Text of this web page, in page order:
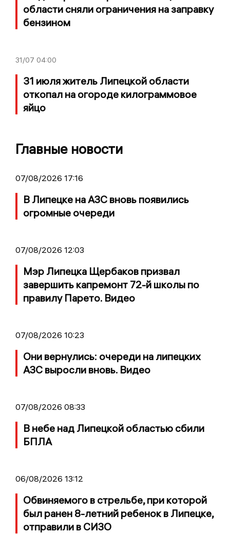
области сняли ограничения на заправку
бензином
31/07 04:00
31 июля житель Липецкой области
откопал на огороде килограммовое
яйцо
Главные новости
07/08/2026 17:16
В Липецке на АЗС вновь появились
огромные очереди
07/08/2026 12:03
Мэр Липецка Щербаков призвал
завершить капремонт 72-й школы по
правилу Парето. Видео
07/08/2026 10:23
Они вернулись: очереди на липецких
АЗС выросли вновь. Видео
07/08/2026 08:33
В небе над Липецкой областью сбили
БПЛА
06/08/2026 13:12
Обвиняемого в стрельбе, при которой
был ранен 8-летний ребенок в Липецке,
отправили в СИЗО